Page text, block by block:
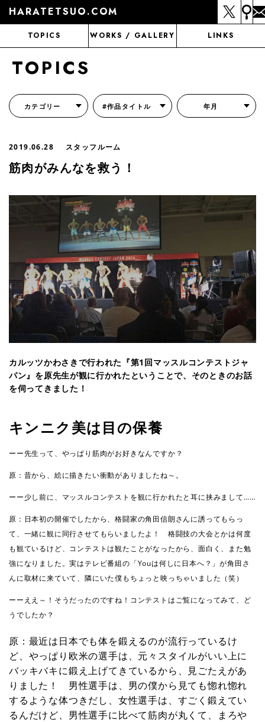
HARATETSUO.COM
TOPICS WORKS / GALLERY LINKS
TOPICS
カテゴリー #作品タイトル 年月
2019.06.28 スタッフルーム
筋肉がみんなを救う！
カルッツかわさきで行われた『第1回マッスルコンテストジャ
パン』を原先生が観に行かれたということで、そのときのお話
を伺ってきました！
キンニク美は目の保養
ーー先生って、やっぱり筋肉がお好きなんですか？
原：昔から、絵に描きたい衝動がありましたね～。
ーー少し前に、マッスルコンテストを観に行かれたと耳に挟みまして……
原：日本初の開催でしたから、格闘家の角田信朗さんに誘ってもらっ
て、一緒に観に同行させてもらいましたよ！ 格闘技の大会とかは何度
も観ているけど、コンテストは観たことがなったから、面白く、また勉
強になりました。実はテレビ番組の「Youは何しに日本へ？」が角田さ
んに取材に来ていて、隣にいた僕もちょっと映っちゃいました（笑）
ーーええ～！そうだったのですね！コンテストはご覧になってみて、ど
うでしたか？
原：最近は日本でも体を鍛えるのが流行っているけ
ど、やっぱり欧米の選手は、元々スタイルがいい上に
バッキバキに鍛え上げてきているから、見ごたえがあ
りました！ 男性選手は、男の僕から見ても惚れ惚れ
するような体つきだし、女性選手は、すごく鍛えてい
るんだけど、男性選手に比べて筋肉が丸くて、まろや